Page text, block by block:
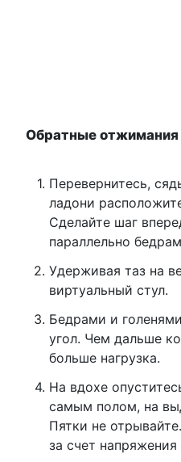
Обратные отжимания
Перевернитесь,
ладони
Сделайте шаг
параллельно
Удерживая таз на
виртуальный стул.
Бедрами и
угол. Чем дальше
больше нагрузка.
На вдохе
самым полом, на
Пятки не
за счет напряжения